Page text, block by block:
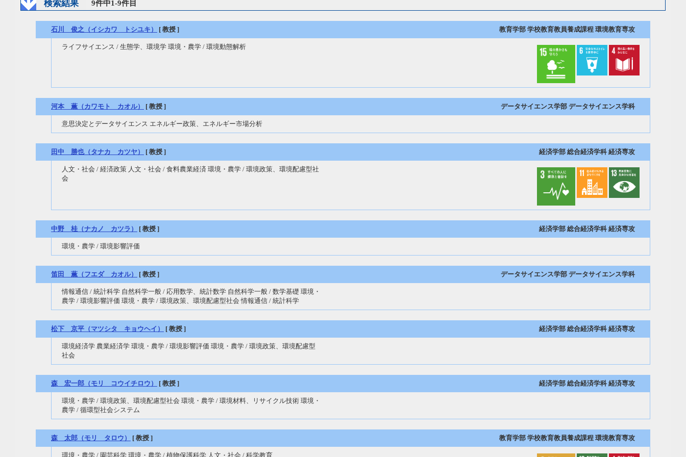
検索結果 9件中1-9件目
石川 俊之（イシカワ トシユキ） [ 教授 ] 教育学部 学校教育教員養成課程 環境教育専攻
ライフサイエンス / 生態学、環境学 環境・農学 / 環境動態解析
河本 薫（カワモト カオル） [ 教授 ] データサイエンス学部 データサイエンス学科
意思決定とデータサイエンス エネルギー政策、エネルギー市場分析
田中 勝也（タナカ カツヤ） [ 教授 ] 経済学部 総合経済学科 経済専攻
人文・社会 / 経済政策 人文・社会 / 食料農業経済 環境・農学 / 環境政策、環境配慮型社
会
中野 桂（ナカノ カツラ） [ 教授 ] 経済学部 総合経済学科 経済専攻
環境・農学 / 環境影響評価
笛田 薫（フエダ カオル） [ 教授 ] データサイエンス学部 データサイエンス学科
情報通信 / 統計科学 自然科学一般 / 応用数学、統計数学 自然科学一般 / 数学基礎 環境・
農学 / 環境影響評価 環境・農学 / 環境政策、環境配慮型社会 情報通信 / 統計科学
松下 京平（マツシタ キョウヘイ） [ 教授 ] 経済学部 総合経済学科 経済専攻
環境経済学 農業経済学 環境・農学 / 環境影響評価 環境・農学 / 環境政策、環境配慮型
社会
森 宏一郎（モリ コウイチロウ） [ 教授 ] 経済学部 総合経済学科 経済専攻
環境・農学 / 環境政策、環境配慮型社会 環境・農学 / 環境材料、リサイクル技術 環境・
農学 / 循環型社会システム
森 太郎（モリ タロウ） [ 教授 ] 教育学部 学校教育教員養成課程 環境教育専攻
環境・農学 / 園芸科学 環境・農学 / 植物保護科学 人文・社会 / 科学教育